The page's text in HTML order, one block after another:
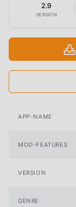
2.9
VERSION
APP-NAME
MOD-FEATURES
VERSION
GENRE